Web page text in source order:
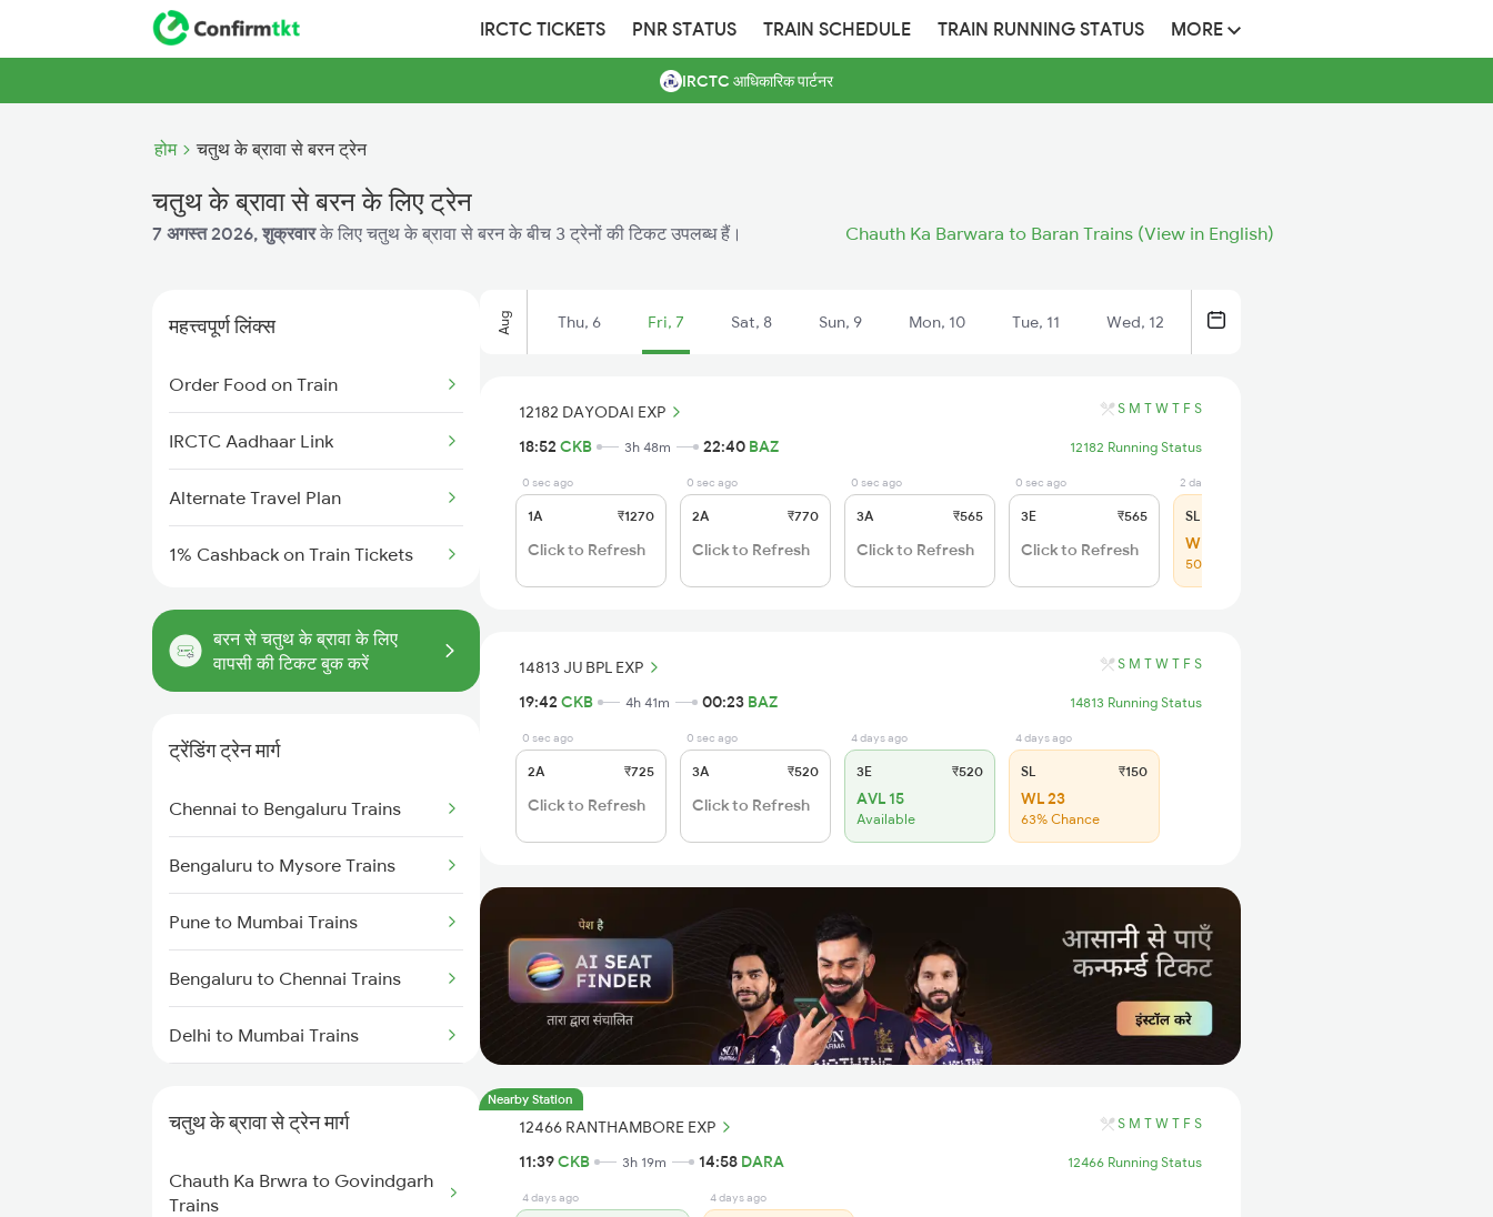
IRCTC TICKETS PNR STATUS TRAIN SCHEDULE TRAIN RUNNING STATUS MORE
IRCTC आधिकारिक पार्टनर
होम चतुथ के ब्रावा से बरन ट्रेन
चतुथ के ब्रावा से बरन के लिए ट्रेन
7 अगस्त 2026, शुक्रवारके लिए चतुथ के ब्रावा से बरन के बीच 3 ट्रेनों की टिकट उपलब्ध हैं। Chauth Ka Barwara to Baran Trains (View in English)
महत्त्वपूर्ण लिंक्स
Order Food on Train
IRCTC Aadhaar Link
Alternate Travel Plan
1% Cashback on Train Tickets
बरन से चतुथ के ब्रावा के लिए
वापसी की टिकट बुक करें
ट्रेंडिंग ट्रेन मार्ग
Chennai to Bengaluru Trains
Bengaluru to Mysore Trains
Pune to Mumbai Trains
Bengaluru to Chennai Trains
Delhi to Mumbai Trains
Mumbai to Delhi Trains
चतुथ के ब्रावा से ट्रेन मार्ग
Chauth Ka Brwra to Govindgarh
Trains
Aug Thu, 6 Fri, 7 Sat, 8 Sun, 9 Mon, 10 Tue, 11 Wed, 12
12182 DAYODAI EXP S M T W T F S
18:52 CKB 3h 48m 22:40 BAZ 12182 Running Status
0 sec ago
1A ₹1270
Click to Refresh
0 sec ago
2A ₹770
Click to Refresh
0 sec ago
3A ₹565
Click to Refresh
0 sec ago
3E ₹565
Click to Refresh
2 days ago
SL
WL 56
50% Chance
14813 JU BPL EXP S M T W T F S
19:42 CKB 4h 41m 00:23 BAZ 14813 Running Status
0 sec ago
2A ₹725
Click to Refresh
0 sec ago
3A ₹520
Click to Refresh
4 days ago
3E ₹520
AVL 15
Available
4 days ago
SL ₹150
WL 23
63% Chance
Nearby Station
12466 RANTHAMBORE EXP S M T W T F S
11:39CKB 3h 19m 14:58 DARA 12466 Running Status
4 days ago 4 days ago